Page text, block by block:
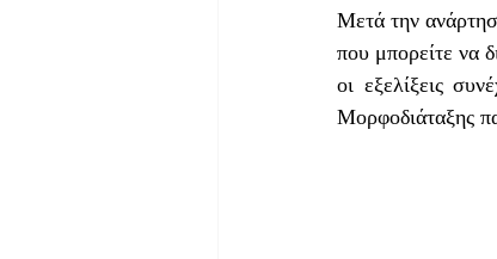
Μετά την
που μπορείτε να
οι εξελίξεις
Μορφοδιάταξης